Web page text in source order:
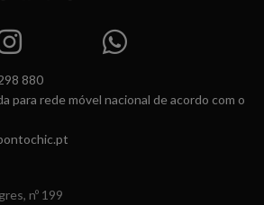
880
para rede móvel nacional de acordo com o
nº 199